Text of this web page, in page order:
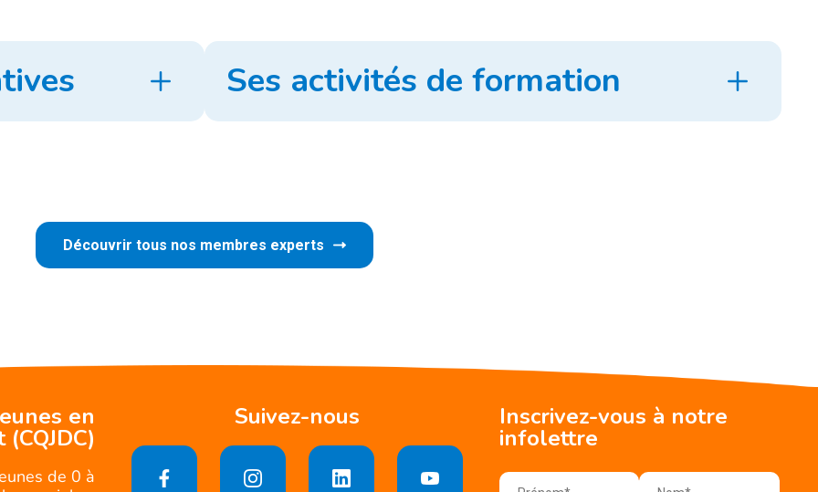
Ses activités de formation
Découvrir tous nos membres experts
en
de 0 à
Suivez-nous Inscrivez-vous à notre
infolettre